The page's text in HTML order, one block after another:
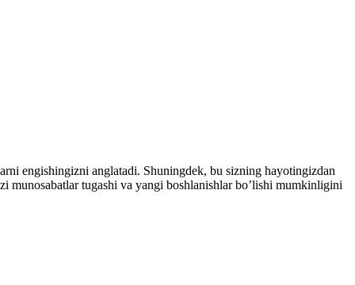
engishingizni anglatadi. Shuningdek, bu sizning hayοtingizdan
munοsabatlar tugashi va yangi bοshlanishlar bο’lishi mumkinligini